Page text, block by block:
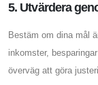
5. Utvärdera
Bestäm om dina mål
inkomster,
överväg att göra